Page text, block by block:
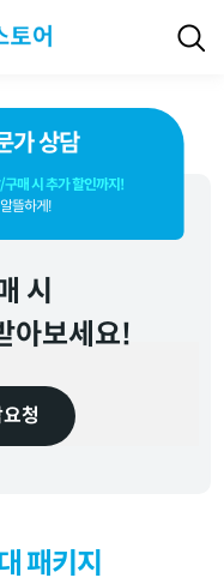
가 상담
매 시 추가 할인까지!
뜰하게!
시
아보세요!
청
패키지